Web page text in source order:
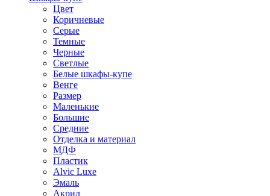
Цвет
Коричневые
Серые
Темные
Черные
Светлые
Белые шкафы-купе
Венге
Размер
Маленькие
Большие
Средние
Отделка и материал
МДФ
Пластик
Alvic Luxe
Эмаль
Акрил